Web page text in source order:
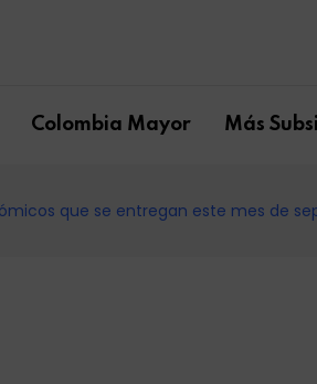
Colombia Mayor Más
que se entregan este mes de